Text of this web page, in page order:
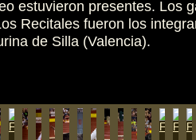
estuvieron presentes. Los
Recitales fueron los
de Silla (Valencia).